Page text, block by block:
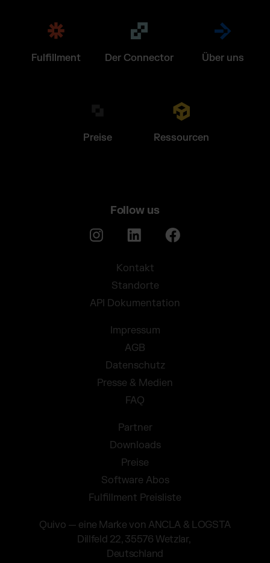
Fulfillment Der Connector Über uns
Preise Ressourcen
Follow us
Kontakt
Standorte
API Dokumentation
Impressum
AGB
Datenschutz
Presse & Medien
FAQ
Partner
Downloads
Preise
Software Abos
Fulfillment Preisliste
Quivo — eine Marke von ANCLA & LOGSTA
Dillfeld 22, 35576 Wetzlar,
Deutschland